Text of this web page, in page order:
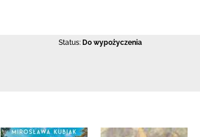
Status: Do wypożyczenia